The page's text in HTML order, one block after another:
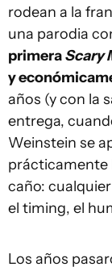
rodean a la
una parodia
primeraScary
y
años (y con la
entrega,
Weinstein se
prácticamente
caño:
el timing, el
Los años